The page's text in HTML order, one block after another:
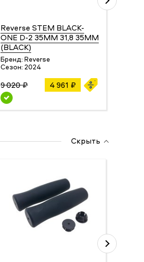
Reverse STEM BLACK-
ONE D-2 35MM 31,8 35MM
(BLACK)
Бренд: Reverse
Сезон: 2024
9 020 ₽ 4 961 ₽
Скрыть